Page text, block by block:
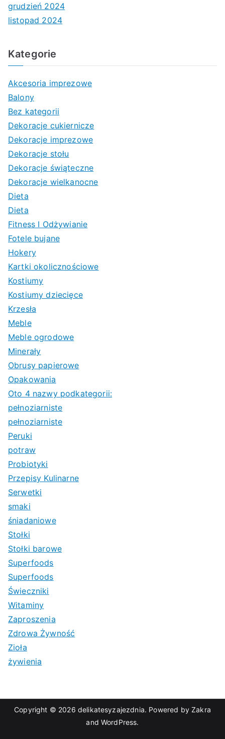
grudzień 2024
listopad 2024
Kategorie
Akcesoria imprezowe
Balony
Bez kategorii
Dekoracje cukiernicze
Dekoracje imprezowe
Dekoracje stołu
Dekoracje świąteczne
Dekoracje wielkanocne
Dieta
Dieta
Fitness I Odżywianie
Fotele bujane
Hokery
Kartki okolicznościowe
Kostiumy
Kostiumy dziecięce
Krzesła
Meble
Meble ogrodowe
Minerały
Obrusy papierowe
Opakowania
Oto 4 nazwy podkategorii:
pełnoziarniste
pełnoziarniste
Peruki
potraw
Probiotyki
Przepisy Kulinarne
Serwetki
smaki
śniadaniowe
Stołki
Stołki barowe
Superfoods
Superfoods
Świeczniki
Witaminy
Zaproszenia
Zdrowa Żywność
Zioła
żywienia
Copyright © 2026 delikatesyzajezdnia. Powered byZakra
and WordPress.